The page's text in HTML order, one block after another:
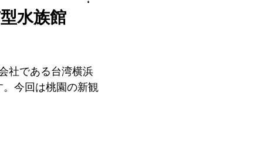
水族館
社である台湾横浜
今回は桃園の新観